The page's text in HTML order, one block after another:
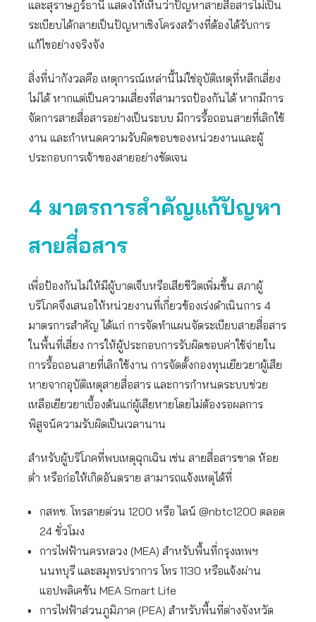
และสุราษฎร์ธานี แสดงให้เห็นว่าปัญหาสายสื่อสารไม่เป็น
ระเบียบได้กลายเป็นปัญหาเชิงโครงสร้างที่ต้องได้รับการ
แก้ไขอย่างจริงจัง
สิ่งที่น่ากังวลคือ เหตุการณ์เหล่านี้ไม่ใช่อุบัติเหตุที่หลีกเลี่ยง
ไม่ได้ หากแต่เป็นความเสี่ยงที่สามารถป้องกันได้ หากมีการ
จัดการสายสื่อสารอย่างเป็นระบบ มีการรื้อถอนสายที่เลิกใช้
งาน และกำหนดความรับผิดชอบของหน่วยงานและผู้
ประกอบการเจ้าของสายอย่างชัดเจน
4 มาตรการสำคัญแก้ปัญหา
สายสื่อสาร
เพื่อป้องกันไม่ให้มีผู้บาดเจ็บหรือเสียชีวิตเพิ่มขึ้น สภาผู้
บริโภคจึงเสนอให้หน่วยงานที่เกี่ยวข้องเร่งดำเนินการ 4
มาตรการสำคัญ ได้แก่ การจัดทำแผนจัดระเบียบสายสื่อสาร
ในพื้นที่เสี่ยง การให้ผู้ประกอบการรับผิดชอบค่าใช้จ่ายใน
การรื้อถอนสายที่เลิกใช้งาน การจัดตั้งกองทุนเยียวยาผู้เสีย
หายจากอุบัติเหตุสายสื่อสาร และการกำหนดระบบช่วย
เหลือเยียวยาเบื้องต้นแก่ผู้เสียหายโดยไม่ต้องรอผลการ
พิสูจน์ความรับผิดเป็นเวลานาน
สำหรับผู้บริโภคที่พบเหตุฉุกเฉิน เช่น สายสื่อสารขาด ห้อย
ต่ำ หรือก่อให้เกิดอันตราย สามารถแจ้งเหตุได้ที่
กสทช. โทรสายด่วน 1200 หรือ ไลน์ @nbtc1200 ตลอด
24 ชั่วโมง
การไฟฟ้านครหลวง (MEA) สำหรับพื้นที่กรุงเทพฯ
นนทบุรี และสมุทรปราการ โทร 1130 หรือแจ้งผ่าน
แอปพลิเคชัน MEA Smart Life
การไฟฟ้าส่วนภูมิภาค (PEA) สำหรับพื้นที่ต่างจังหวัด